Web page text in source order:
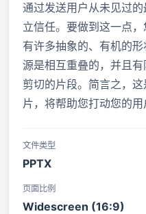
通过发送用户从未见过
立信任。要做到这一点
有许多抽象的、有机的
源是相互重叠的，并且
剪切的片段。简言之，
片，将帮助您打动您的用
文件类型
PPTX
页面比例
Widescreen (16:9)